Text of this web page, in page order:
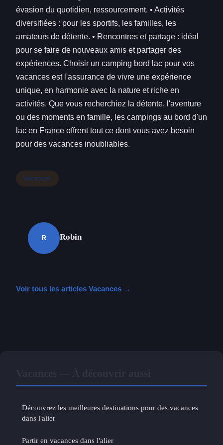
évasion du quotidien, ressourcement. • Activités
diversifiées : pour les sportifs, les familles, les
amateurs de détente. • Rencontres et partage : idéal
pour se faire de nouveaux amis et partager des
expériences. Choisir un camping bord lac pour vos
vacances est l'assurance de vivre une expérience
unique, en harmonie avec la nature et riche en
activités. Que vous recherchiez la détente, l'aventure
ou des moments en famille, les campings au bord d'un
lac en France offrent tout ce dont vous avez besoin
pour des vacances inoubliables.
Vacances
R Robin
Voir tous les articles Vacances →
Découvrez les meilleures destinations pour des vacances
dans l'alier
Partir en vacances dans l'alier